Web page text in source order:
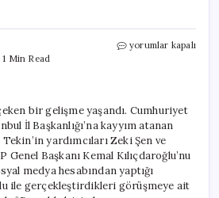
1 Min Read
Kemal
Tekin’in
Yardımcılarıyla
Buluştu
için
yorumlar kapalı
bir gelişme yaşandı. Cumhuriyet
İl Başkanlığı’na kayyım atanan
yardımcıları Zeki Şen ve
Başkanı Kemal Kılıçdaroğlu’nu
medya hesabından yaptığı
ile gerçekleştirdikleri görüşmeye ait